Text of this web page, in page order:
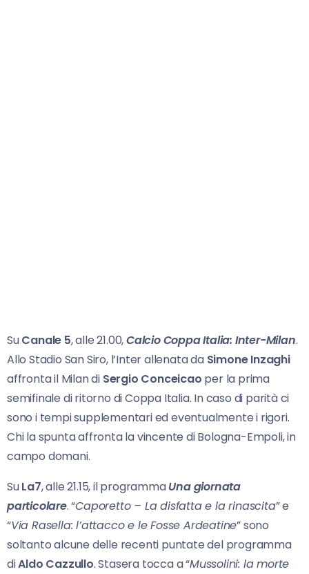
SuCanale 5, alle 21.00,Calcio Coppa Italia: Inter-Milan.
Allo Stadio San Siro, l’Inter allenata da Simone Inzaghi
affronta il Milan di Sergio Conceicao per la prima
semifinale di ritorno di Coppa Italia. In caso di parità ci
sono i tempi supplementari ed eventualmente i rigori.
Chi la spunta affronta la vincente di Bologna-Empoli, in
campo domani.
SuLa7, alle 21.15, il programmaUna giornata
particolare. “Caporetto – La disfatta e la rinascita” e
“Via Rasella: l’attacco e le Fosse Ardeatine” sono
soltanto alcune delle recenti puntate del programma
diAldo Cazzullo. Stasera tocca a “Mussolini: la morte